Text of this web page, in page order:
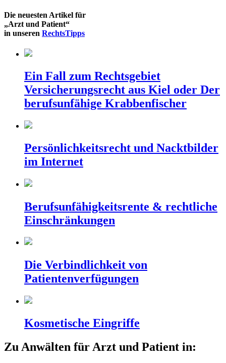
Die neuesten Artikel für
„Arzt und Patient“
in unseren RechtsTipps
Ein Fall zum Rechtsgebiet
Versicherungsrecht aus Kiel oder Der
berufsunfähige Krabbenfischer
Persönlichkeitsrecht und Nacktbilder
im Internet
Berufsunfähigkeitsrente & rechtliche
Einschränkungen
Die Verbindlichkeit von
Patientenverfügungen
Kosmetische Eingriffe
Zu Anwälten für Arzt und Patient in: